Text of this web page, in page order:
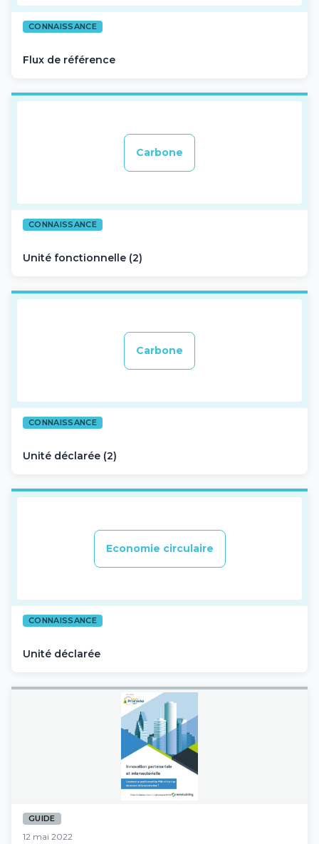
CONNAISSANCE
Flux de référence
Carbone
CONNAISSANCE
Unité fonctionnelle (2)
Carbone
CONNAISSANCE
Unité déclarée (2)
Economie circulaire
CONNAISSANCE
Unité déclarée
GUIDE
12 mai 2022